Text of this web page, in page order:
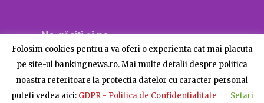
Ne găsiți și pe
Despre BankingNews Contact Publicitate
Folosim cookies pentru a va oferi o experienta cat mai placuta
pe site-ul bankingnews.ro. Mai multe detalii despre politica
noastra referitoare la protectia datelor cu caracter personal
puteti vedea aici: GDPR - Politica de Confidentialitate Setari